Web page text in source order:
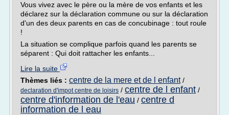
Vous vivez avec le père ou la mère de vos enfants et les
déclarez sur la déclaration commune ou sur la déclaration
d'un des deux parents en cas de concubinage : tout roule
!
La situation se complique parfois quand les parents se
séparent : Qui doit rattacher les enfants...
Lire la suite
Thèmes liés : centre de la mere et de l enfant/
declaration d'impot centre de loisirs / centre de l enfant /
centre d'information de l'eau / centre d
information de l eau